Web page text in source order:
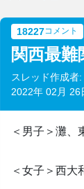
18227コメント
関西最難
スレッド作成者:
2022年 02月 26
＜男子＞灘、
＜女子＞西大